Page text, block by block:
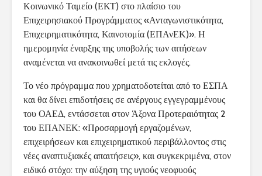
Κοινωνικό Ταμείο (ΕΚΤ) στο πλαίσιο του
Επιχειρησιακού Προγράμματος «Ανταγωνιστικότητα,
Επιχειρηματικότητα, Καινοτομία (ΕΠΑνΕΚ)». Η
ημερομηνία έναρξης της υποβολής των αιτήσεων
αναμένεται να ανακοινωθεί μετά τις εκλογές.
Το νέο πρόγραμμα που χρηματοδοτείται από το ΕΣΠΑ
και θα δίνει επιδοτήσεις σε ανέργους εγγεγραμμένους
του ΟΑΕΔ, εντάσσεται στον Άξονα Προτεραιότητας 2
του ΕΠΑΝΕΚ: «Προσαρμογή εργαζομένων,
επιχειρήσεων και επιχειρηματικού περιβάλλοντος στις
νέες αναπτυξιακές απαιτήσεις», και συγκεκριμένα, στον
ειδικό στόχο: την αύξηση της υγιούς νεοφυούς